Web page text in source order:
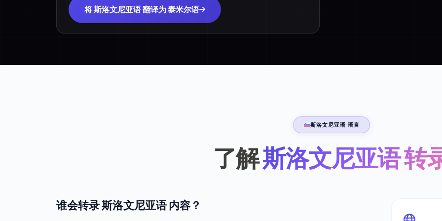
将 斯洛文尼亚语 翻译为 泰米尔语
斯洛文尼亚语 语言
了解斯洛文尼亚语 转
谁会转录 斯洛文尼亚语 内容？